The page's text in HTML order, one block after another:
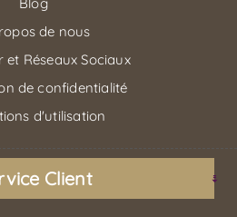
Blog
de nous
et Réseaux Sociaux
de confidentialité
d'utilisation
Client